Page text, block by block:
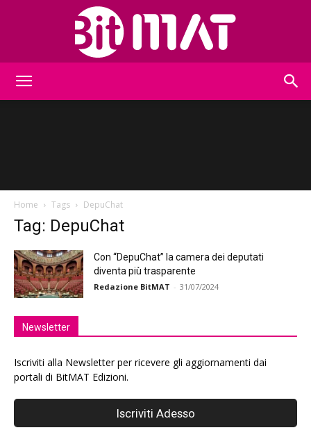
Home Tags DepuChat
Tag: DepuChat
Con “DepuChat” la camera dei deputati
diventa più trasparente
Redazione BitMAT - 31/07/2024
Newsletter
Iscriviti alla Newsletter per ricevere gli aggiornamenti dai
portali di BitMAT Edizioni.